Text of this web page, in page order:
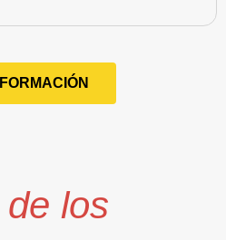
de los